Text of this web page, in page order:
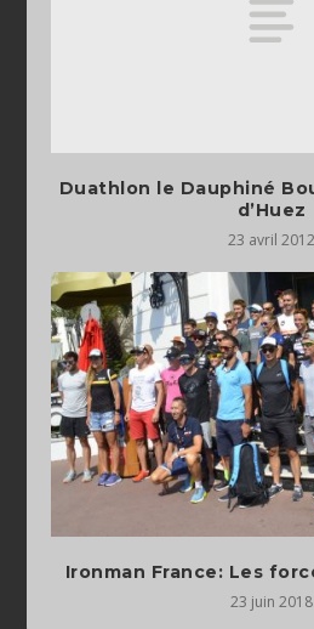
Duathlon le Dauphiné
d’Huez
23 avril 2012
Ironman France: Les
23 juin 2018